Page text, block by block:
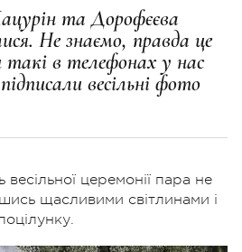
та Дорофєєва
Не знаємо, правда це
в телефонах у нас
весільні фото
церемонії пара не
щасливими світлинами і